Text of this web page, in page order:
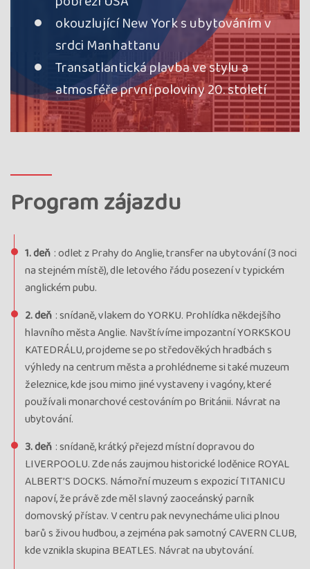
okouzlující New York s ubytováním v
srdci Manhattanu
Transatlantická plavba ve stylu a
atmosféře první poloviny 20. století
Program zájazdu
1. deň : odlet z Prahy do Anglie, transfer na ubytování (3 noci
na stejném místě), dle letového řádu posezení v typickém
anglickém pubu.
2. deň : snídaně, vlakem do YORKU. Prohlídka někdejšího
hlavního města Anglie. Navštívíme impozantní YORKSKOU
KATEDRÁLU, projdeme se po středověkých hradbách s
výhledy na centrum města a prohlédneme si také muzeum
železnice, kde jsou mimo jiné vystaveny i vagóny, které
používali monarchové cestováním po Británii. Návrat na
ubytování.
3. deň : snídaně, krátký přejezd místní dopravou do
LIVERPOOLU. Zde nás zaujmou historické loděnice ROYAL
ALBERT’S DOCKS. Námořní muzeum s expozicí TITANICU
napoví, že právě zde měl slavný zaoceánský parník
domovský přístav. V centru pak nevynecháme ulici plnou
barů s živou hudbou, a zejména pak samotný CAVERN CLUB,
kde vznikla skupina BEATLES. Návrat na ubytování.